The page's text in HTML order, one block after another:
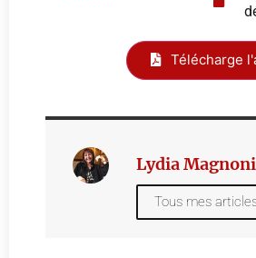
Télécharge
Lydia Magnoni
Tous mes